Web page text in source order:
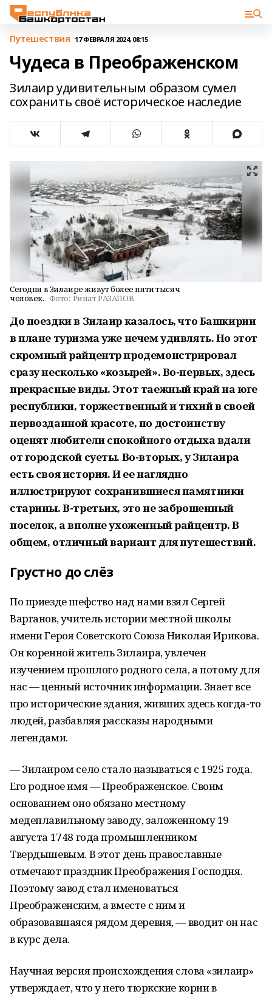
Путешествия 17 ФЕВРАЛЯ 2024, 08:15
Чудеса в Преображенском
Зилаир удивительным образом сумел
сохранить своё историческое наследие
Сегодня в Зилаире живут более пяти тысяч
человек. Фото: Ринат РАЗАПОВ
До поездки в Зилаир казалось, что Башкирии
в плане туризма уже нечем удивлять. Но этот
скромный райцентр продемонстрировал
сразу несколько «козырей». Во-первых, здесь
прекрасные виды. Этот таежный край на юге
республики, торжественный и тихий в своей
первозданной красоте, по достоинству
оценят любители спокойного отдыха вдали
от городской суеты. Во-вторых, у Зилаира
есть своя история. И ее наглядно
иллюстрируют сохранившиеся памятники
старины. В-третьих, это не заброшенный
поселок, а вполне ухоженный райцентр. В
общем, отличный вариант для путешествий.
Грустно до слёз
По приезде шефство над нами взял Сергей
Варганов, учитель истории местной школы
имени Героя Советского Союза Николая Ирикова.
Он коренной житель Зилаира, увлечен
изучением прошлого родного села, а потому для
нас — ценный источник информации. Знает все
про исторические здания, живших здесь когда-то
людей, разбавляя рассказы народными
легендами.
— Зилаиром село стало называться с 1925 года.
Его родное имя — Преображенское. Своим
основанием оно обязано местному
медеплавильному заводу, заложенному 19
августа 1748 года промышленником
Твердышевым. В этот день православные
отмечают праздник Преображения Господня.
Поэтому завод стал именоваться
Преображенским, а вместе с ним и
образовавшаяся рядом деревня, — вводит он нас
в курс дела.
Научная версия происхождения слова «зилаир»
утверждает, что у него тюркские корни в